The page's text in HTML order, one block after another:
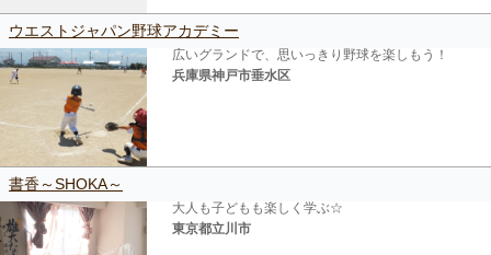
ウエストジャパン野球アカデミー
広いグランドで、思いっきり野球を楽しもう！
兵庫県神戸市垂水区
書香～SHOKA～
大人も子どもも楽しく学ぶ☆
東京都立川市